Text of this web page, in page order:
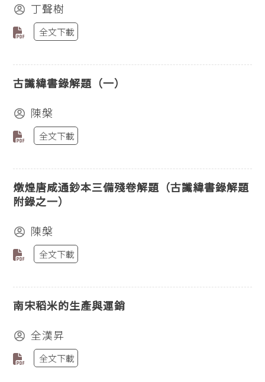
丁聲樹
全文下載
古讖緯書錄解題（一）
陳槃
全文下載
燉煌唐咸通鈔本三備殘卷解題（古讖緯書錄解題
附錄之一）
陳槃
全文下載
南宋稻米的生產與運銷
全漢昇
全文下載